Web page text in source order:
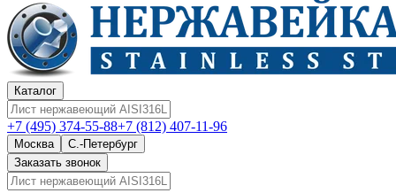
Каталог
+7 (495) 374-55-88+7 (812) 407-11-96
Москва
С.-Петербург
Заказать звонок